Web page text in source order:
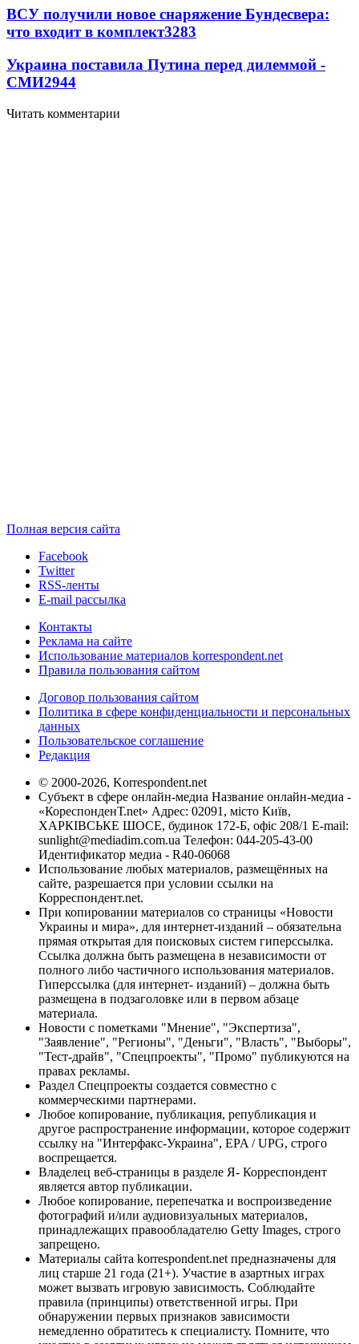
ВСУ получили новое снаряжение Бундесвера:
что входит в комплект3283
Украина поставила Путина перед дилеммой -
СМИ2944
Читать комментарии
Полная версия сайта
Facebook
Twitter
RSS-ленты
E-mail рассылка
Контакты
Реклама на сайте
Использование материалов korrespondent.net
Правила пользования сайтом
Договор пользования сайтом
Политика в сфере конфиденциальности и персональных
данных
Пользовательское соглашение
Редакция
© 2000-2026, Korrespondent.net
Субъект в сфере онлайн-медиа Название онлайн-медиа -
«КореспонденТ.net» Адрес: 02091, місто Київ,
ХАРКІВСЬКЕ ШОСЕ, будинок 172-Б, офіс 208/1 E-mail:
sunlight@mediadim.com.ua Телефон: 044-205-43-00
Идентификатор медиа - R40-06068
Использование любых материалов, размещённых на
сайте, разрешается при условии ссылки на
Корреспондент.net.
При копировании материалов со страницы «Новости
Украины и мира», для интернет-изданий – обязательна
прямая открытая для поисковых систем гиперссылка.
Ссылка должна быть размещена в независимости от
полного либо частичного использования материалов.
Гиперссылка (для интернет- изданий) – должна быть
размещена в подзаголовке или в первом абзаце
материала.
Новости с пометками "Мнение", "Экспертиза",
"Заявление", "Регионы", "Деньги", "Власть", "Выборы",
"Тест-драйв", "Спецпроекты", "Промо" публикуются на
правах рекламы.
Раздел Спецпроекты создается совместно с
коммерческими партнерами.
Любое копирование, публикация, републикация и
другое распространение информации, которое содержит
ссылку на "Интерфакс-Украина", EPA / UPG, строго
воспрещается.
Владелец веб-страницы в разделе Я- Корреспондент
является автор публикации.
Любое копирование, перепечатка и воспроизведение
фотографий и/или аудиовизуальных материалов,
принадлежащих правообладателю Getty Images, строго
запрещено.
Материалы сайта korrespondent.net предназначены для
лиц старше 21 года (21+). Участие в азартных играх
может вызвать игровую зависимость. Соблюдайте
правила (принципы) ответственной игры. При
обнаружении первых признаков зависимости
немедленно обратитесь к специалисту. Помните, что